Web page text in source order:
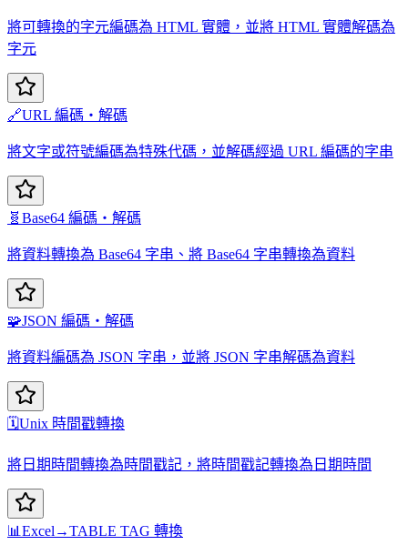
將可轉換的字元編碼為 HTML 實體，並將 HTML 實體解碼為
字元
🔗URL 編碼・解碼
將文字或符號編碼為特殊代碼，並解碼經過 URL 編碼的字串
🧬 Base64 編碼・解碼
將資料轉換為 Base64 字串、將 Base64 字串轉換為資料
🧩JSON 編碼・解碼
將資料編碼為 JSON 字串，並將 JSON 字串解碼為資料
🗓️Unix 時間戳轉換
將日期時間轉換為時間戳記，將時間戳記轉換為日期時間
📊Excel→TABLE TAG 轉換